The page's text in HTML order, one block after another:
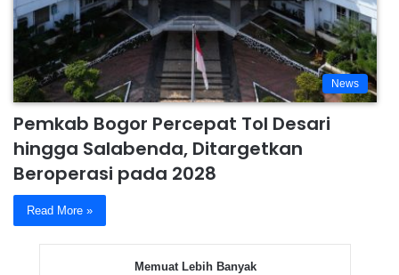
News
Pemkab Bogor Percepat Tol Desari
hingga Salabenda, Ditargetkan
Beroperasi pada 2028
Read More »
Memuat Lebih Banyak